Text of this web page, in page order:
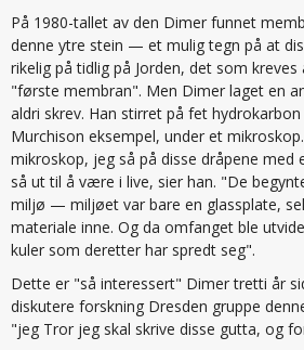
På 1980-tallet av den Dimer funnet
denne ytre stein — et mulig tegn på at
rikelig på tidlig på Jorden, det som
"første membran". Men Dimer laget en
aldri skrev. Han stirret på fet
Murchison eksempel, under et
mikroskop, jeg så på disse dråpene
så ut til å være i live, sier han. "De
miljø — miljøet var bare en glassplate,
materiale inne. Og da omfanget ble
kuler som deretter har spredt seg".
Dette er "så interessert" Dimer tretti år
diskutere forskning Dresden gruppe
"jeg Tror jeg skal skrive disse gutta, og